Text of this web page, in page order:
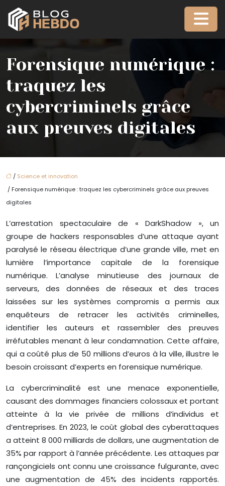
Forensique numérique :
traquez les
cybercriminels grâce
aux preuves digitales
/ Science et innovation
/ Forensique numérique : traquez les cybercriminels grâce aux preuves
digitales
L’arrestation spectaculaire de « DarkShadow », un
groupe de hackers responsables d’une attaque ayant
paralysé le réseau électrique d’une grande ville, met en
lumière l’importance capitale de la forensique
numérique. L’analyse minutieuse des journaux de
serveurs, des données de réseaux et des traces
laissées sur les systèmes compromis a permis aux
enquêteurs de retracer les activités criminelles,
identifier les auteurs et rassembler des preuves
irréfutables menant à leur condamnation. Cette affaire,
qui a coûté plus de 50 millions d’euros à la ville, illustre le
besoin croissant d’experts en forensique numérique.
La cybercriminalité est une menace exponentielle,
causant des dommages financiers colossaux et portant
atteinte à la vie privée de millions d’individus et
d’entreprises. En 2023, le coût global des cyberattaques
a atteint 8 000 milliards de dollars, une augmentation de
35% par rapport à l’année précédente. Les attaques par
rançongiciels ont connu une croissance fulgurante, avec
une augmentation de 45% des incidents rapportés.